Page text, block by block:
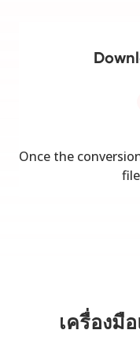
Once the
เครื่องมื